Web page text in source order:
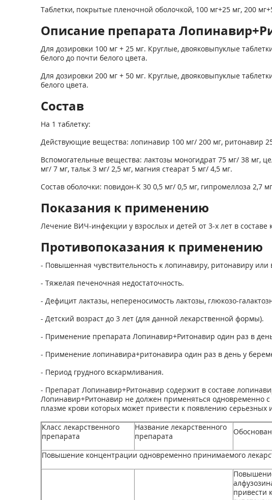
Таблетки, покрытые пленочной оболочкой, 100 мг+25 мг, 200
Описание препарата
Для дозировки 100 мг + 25 мг. Круглые, двояковыпуклые
белого до почти белого цвета.
Для дозировки 200 мг + 50 мг. Круглые, двояковыпуклые
белого цвета.
Состав
На 1 таблетку:
Действующие вещества: лопинавир 100 мг/ 200 мг, ритонавир
Вспомогательные вещества: лактозы моногидрат 75 мг/ 38 мг,
мг/ 7 мг, тальк 3 мг/ 2,5 мг, магния стеарат 5 мг/ 4,5 мг.
Состав оболочки: повидон-К 30 0,5 мг/ 0,5 мг, гипромеллоза 2,7
Показания к применению
Лечение ВИЧ-инфекции у взрослых и детей от 3-х лет в
Противопоказания к применению
- Повышенная чувствительность к лопинавиру, ритонавиру
- Тяжелая печеночная недостаточность.
- Дефицит лактазы, непереносимость лактозы, глюкозо-
- Детский возраст до 3 лет (для данной лекарственной формы).
- Применение препарата Лопинавир+Ритонавир один раз в
- Применение лопинавира+ритонавира один раз в день у
- Период грудного вскармливания.
- Препарат Лопинавир+Ритонавир содержит в составе
Лопинавир+Ритонавир не должен применяться одновременно
плазме крови которых может привести к появлению
Класс лекарственного
препарата
Название лекарственного
препарата
Повышение концентрации одновременно принимаемого
привести